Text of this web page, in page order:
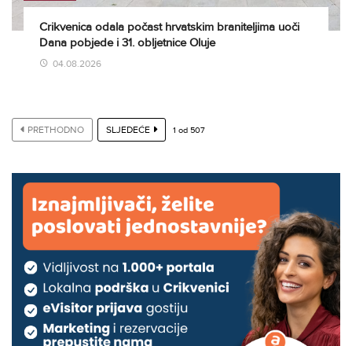
Crikvenica odala počast hrvatskim braniteljima uoči
Dana pobjede i 31. obljetnice Oluje
04.08.2026
PRETHODNO SLJEDEĆE 1 od 507